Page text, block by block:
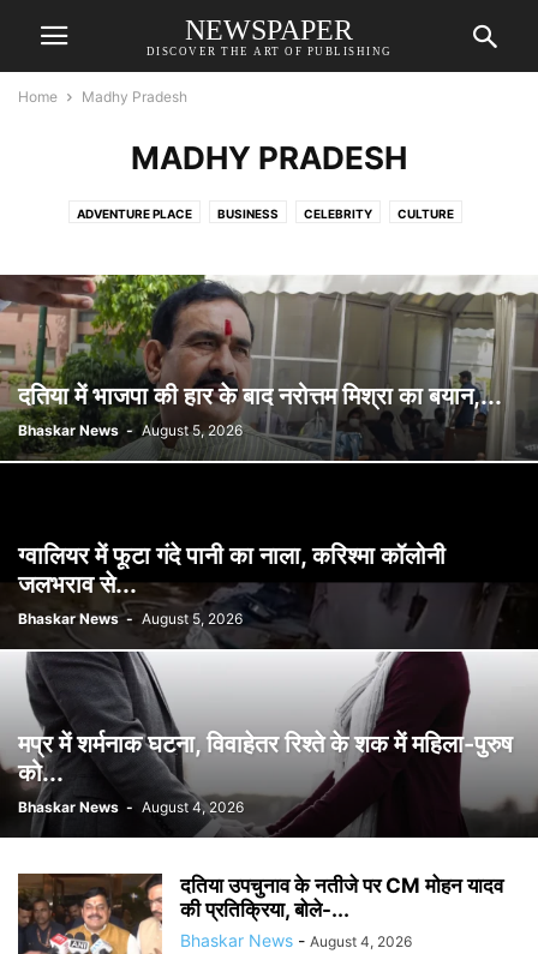
NEWSPAPER
DISCOVER THE ART OF PUBLISHING
Home Madhy Pradesh
MADHY PRADESH
ADVENTURE PLACE BUSINESS CELEBRITY CULTURE
MADHY PRADESH MEDIA NATIONAL POLITICS ROAD TRIP
SPORT SPORTS TECH TECHNOLOGY TOP STORIES WORLD
दतिया में भाजपा की हार के बाद नरोत्तम मिश्रा का बयान,...
Bhaskar News - August 5, 2026
ग्वालियर में फूटा गंदे पानी का नाला, करिश्मा कॉलोनी
जलभराव से...
Bhaskar News - August 5, 2026
मप्र में शर्मनाक घटना, विवाहेतर रिश्ते के शक में महिला-पुरुष
को...
Bhaskar News - August 4, 2026
दतिया उपचुनाव के नतीजे पर CM मोहन यादव
की प्रतिक्रिया, बोले-...
Bhaskar News - August 4, 2026